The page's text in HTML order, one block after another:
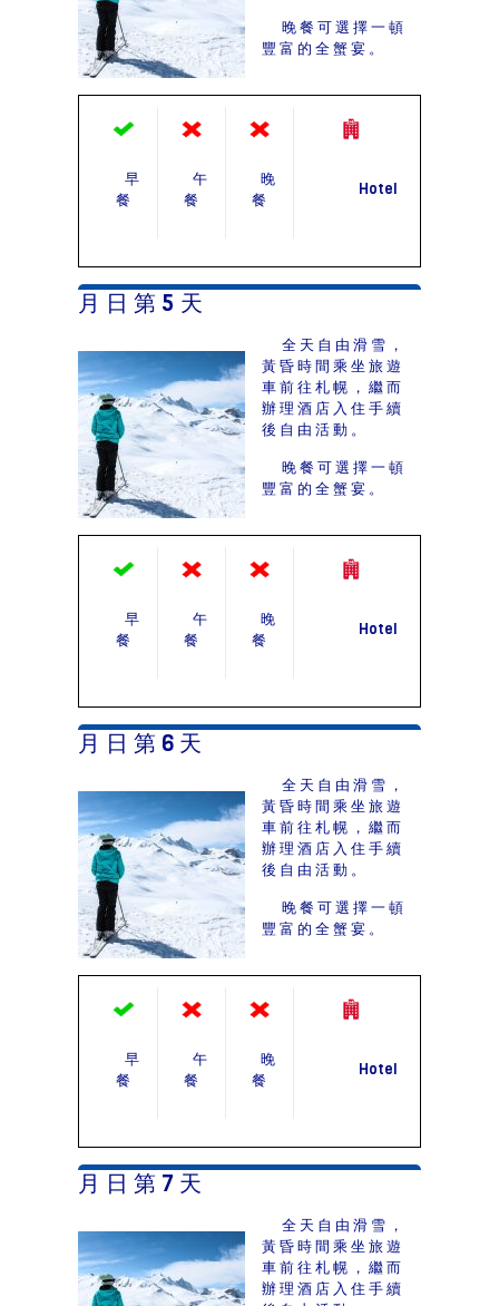
晚餐可選擇一頓
豐富的全蟹宴。
早
餐
午
餐
晚
餐
Hotel
月 日 第 5 天
全天自由滑雪，
黃昏時間乘坐旅遊
車前往札幌，繼而
辦理酒店入住手續
後自由活動。
晚餐可選擇一頓
豐富的全蟹宴。
早
餐
午
餐
晚
餐
Hotel
月 日 第 6 天
全天自由滑雪，
黃昏時間乘坐旅遊
車前往札幌，繼而
辦理酒店入住手續
後自由活動。
晚餐可選擇一頓
豐富的全蟹宴。
早
餐
午
餐
晚
餐
Hotel
月 日 第 7 天
全天自由滑雪，
黃昏時間乘坐旅遊
車前往札幌，繼而
辦理酒店入住手續